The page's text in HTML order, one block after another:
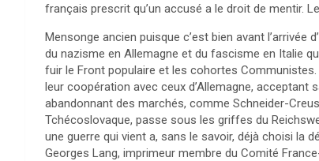
français prescrit qu’un accusé a le droit de mentir.
Mensonge ancien puisque c’est bien avant l’arrivée
du nazisme en Allemagne et du fascisme en Italie
fuir le Front populaire et les cohortes
leur coopération avec ceux d’Allemagne,
abandonnant des marchés, comme Schneider-
Tchécoslovaque, passe sous les griffes du
une guerre qui vient a, sans le savoir, déjà choisi la
Georges Lang, imprimeur membre du Comité